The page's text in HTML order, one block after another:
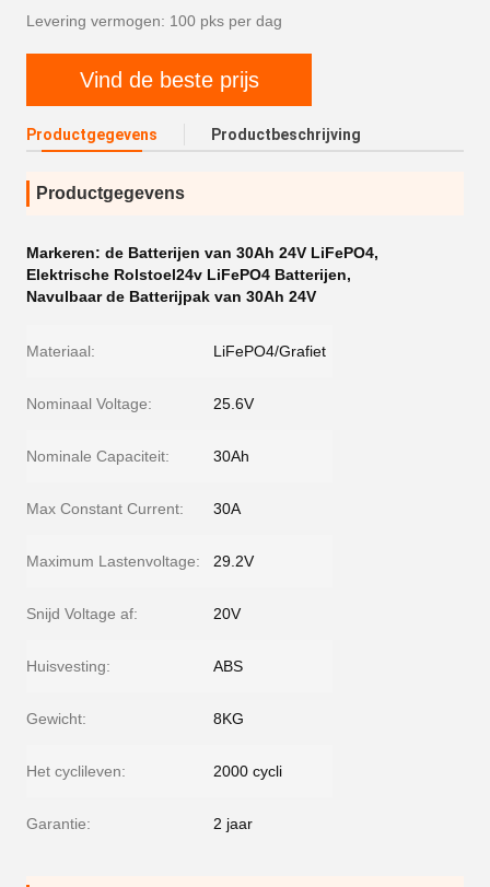
Levering vermogen: 100 pks per dag
Vind de beste prijs
Productgegevens Productbeschrijving
Productgegevens
Markeren: de Batterijen van 30Ah 24V LiFePO4,
Elektrische Rolstoel24v LiFePO4 Batterijen,
Navulbaar de Batterijpak van 30Ah 24V
Materiaal: LiFePO4/Grafiet
Nominaal Voltage: 25.6V
Nominale Capaciteit: 30Ah
Max Constant Current: 30A
Maximum Lastenvoltage: 29.2V
Snijd Voltage af: 20V
Huisvesting: ABS
Gewicht: 8KG
Het cyclileven: 2000 cycli
Garantie: 2 jaar